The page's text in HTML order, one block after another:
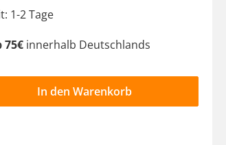
1-2 Tage
75€innerhalb Deutschlands
Wert ein oder benutze die
In den Warenkorb